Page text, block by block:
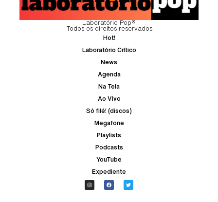
Laboratório Pop®
Todos os direitos reservados
Hot!
Laboratório Crítico
News
Agenda
Na Tela
Ao Vivo
Só filé! (discos)
Megafone
Playlists
Podcasts
YouTube
Expediente